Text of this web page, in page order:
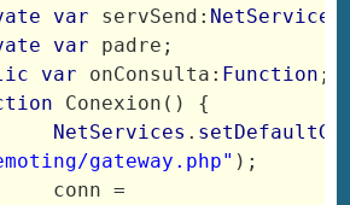
var servSend:
var padre;
var onConsulta: Function ;
Conexion() {
NetServices .
gateway.php" );